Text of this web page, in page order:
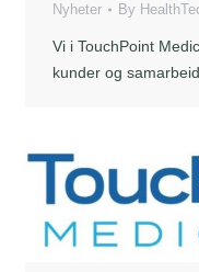
Nyheter By
Vi i TouchPoint
kunder og